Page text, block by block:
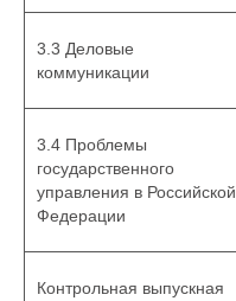
3.3 Деловые
коммуникации
3.4 Проблемы
государственного
управления в Российской
Федерации
Контрольная выпускная